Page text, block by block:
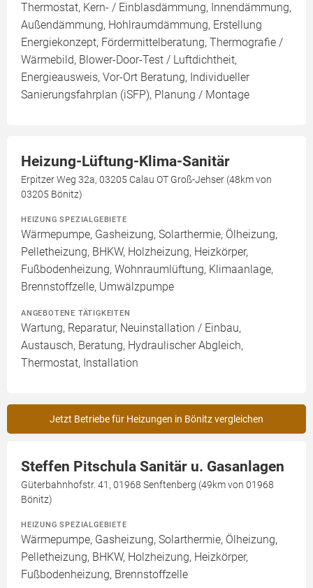
Thermostat, Kern- / Einblasdämmung, Innendämmung,
Außendämmung, Hohlraumdämmung, Erstellung
Energiekonzept, Fördermittelberatung, Thermografie /
Wärmebild, Blower-Door-Test / Luftdichtheit,
Energieausweis, Vor-Ort Beratung, Individueller
Sanierungsfahrplan (iSFP), Planung / Montage
Heizung-Lüftung-Klima-Sanitär
Erpitzer Weg 32a, 03205 Calau OT Groß-Jehser (48km von
03205 Bönitz)
HEIZUNG SPEZIALGEBIETE
Wärmepumpe, Gasheizung, Solarthermie, Ölheizung,
Pelletheizung, BHKW, Holzheizung, Heizkörper,
Fußbodenheizung, Wohnraumlüftung, Klimaanlage,
Brennstoffzelle, Umwälzpumpe
ANGEBOTENE TÄTIGKEITEN
Wartung, Reparatur, Neuinstallation / Einbau,
Austausch, Beratung, Hydraulischer Abgleich,
Thermostat, Installation
Jetzt Betriebe für Heizungen in Bönitz vergleichen
Steffen Pitschula Sanitär u. Gasanlagen
Güterbahnhofstr. 41, 01968 Senftenberg (49km von 01968
Bönitz)
HEIZUNG SPEZIALGEBIETE
Wärmepumpe, Gasheizung, Solarthermie, Ölheizung,
Pelletheizung, BHKW, Holzheizung, Heizkörper,
Fußbodenheizung, Brennstoffzelle